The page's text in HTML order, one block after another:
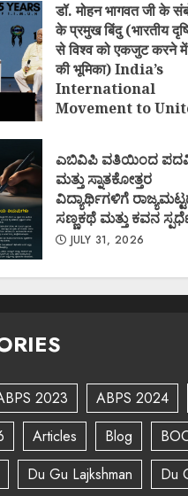
डॉ. मोहन भागवत जी के
के प्रमुख बिंदु (भारतीय
से विश्व को एकजुट करने
की भूमिका) India’s
International
Movement to
AUGUST 7, 2026
ಎಬಿವಿಪಿ ವತಿಯಿಂದ
ಮತ್ತು ಸ್ನಾತಕೋತ್ತರ
ವಿದ್ಯಾರ್ಥಿಗಳಿಗೆ
ಸಣ್ಣಕಥೆ ಮತ್ತು ಕವನ
JULY 31, 2026
2023 ABPS 2024
Articles Blog
Du Gu Lajkshman
Du